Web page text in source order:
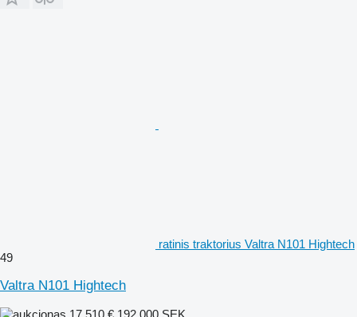
ratinis traktorius Valtra N101 Hightech
49
Valtra N101 Hightech
17 510 € 192 000 SEK